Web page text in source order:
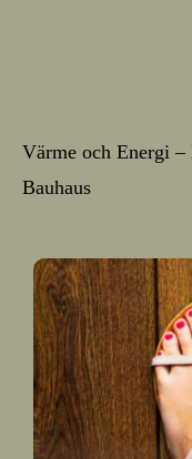
Värme och Energi
Bauhaus